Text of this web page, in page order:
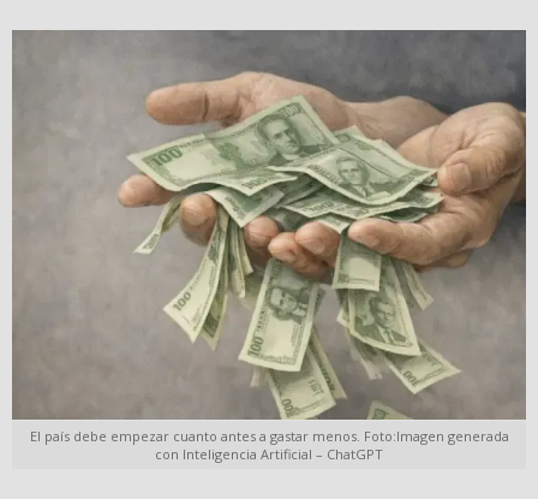
El país debe empezar cuanto antes a gastar menos. Foto:Imagen generada
con Inteligencia Artificial – ChatGPT